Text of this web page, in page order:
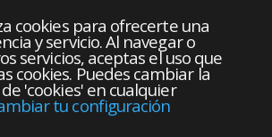
cookies para ofrecerte una
y servicio. Al navegar o
servicios, aceptas el uso que
cookies. Puedes cambiar la
'cookies' en cualquier
tu configuración